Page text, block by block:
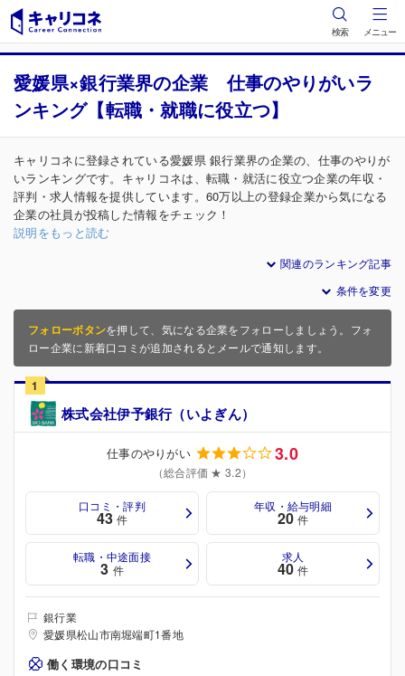
検索 メニュー
愛媛県×銀行業界の企業 仕事のやりがいラ
ンキング【転職・就職に役立つ】
キャリコネに登録されている愛媛県 銀行業界の企業の、仕事のやりが
いランキングです。キャリコネは、転職・就活に役立つ企業の年収・
評判・求人情報を提供しています。60万以上の登録企業から気になる
企業の社員が投稿した情報をチェック！
説明をもっと読む
関連のランキング記事
条件を変更
フォローボタンを押して、気になる企業をフォローしましょう。フォ
ロー企業に新着口コミが追加されるとメールで通知します。
1
株式会社伊予銀行（いよぎん）
仕事のやりがい 3.0
（総合評価 ★ 3.2）
口コミ・評判
43 件
年収・給与明細
20 件
転職・中途面接
3 件
求人
40 件
銀行業
愛媛県松山市南堀端町1番地
働く環境の口コミ